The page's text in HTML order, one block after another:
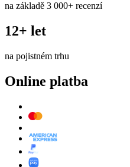
na základě 3 000+ recenzí
12+ let
na pojistném trhu
Online platba